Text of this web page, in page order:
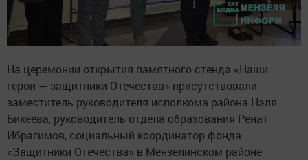
На церемонии открытия памятного стенда «Наши
герои — защитники Отечества» присутствовали
заместитель руководителя исполкома района Нэля
Бикеева, руководитель отдела образования Ренат
Ибрагимов, социальный координатор фонда
«Защитники Отечества» в Мензелинском районе